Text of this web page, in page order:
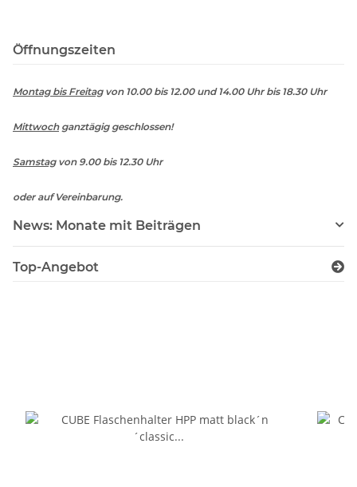
Öffnungszeiten
Montag bis Freitagvon 10.00 bis 12.00 und 14.00 Uhr bis 18.30 Uhr
Mittwochganztägig geschlossen!
Samstagvon 9.00 bis 12.30 Uhr
oder auf Vereinbarung.
News: Monate mit Beiträgen
Top-Angebot